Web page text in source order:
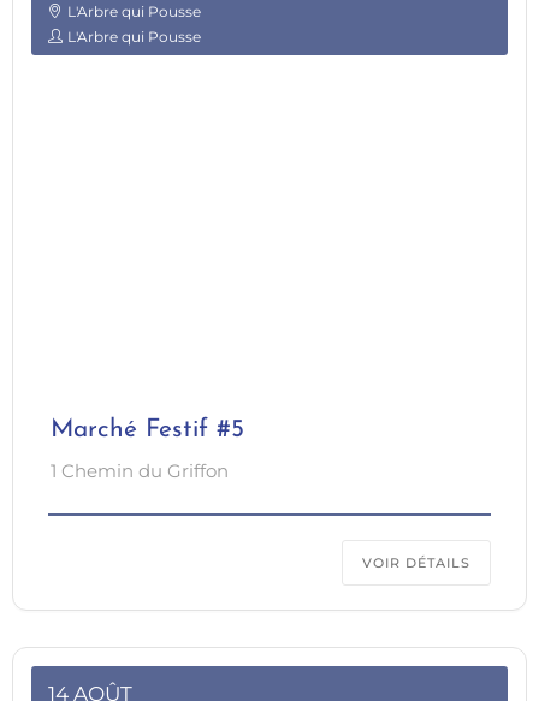
L'Arbre qui Pousse
L'Arbre qui Pousse
Marché Festif #5
1 Chemin du Griffon
VOIR DÉTAILS
14 AOÛT